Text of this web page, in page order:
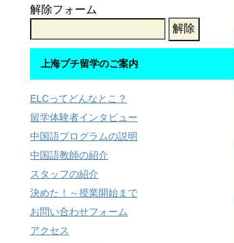
解除フォーム
上海プチ留学のご案内
ELCってどんなとこ？
留学体験者インタビュー
中国語プログラムの説明
中国語教師の紹介
スタッフの紹介
決めた！～授業開始まで
お問い合わせフォーム
アクセス